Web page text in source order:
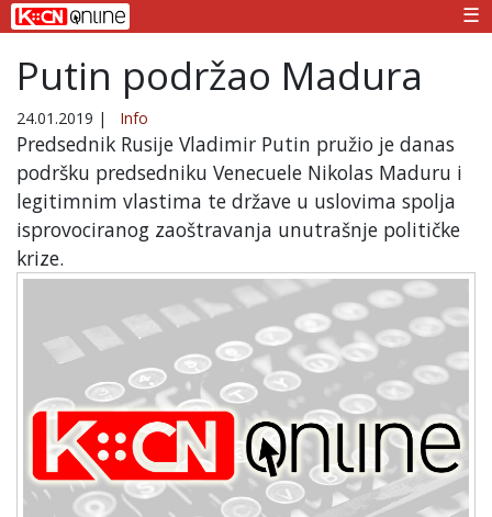
☰
Putin podržao Madura
24.01.2019 | Info
Predsednik Rusije Vladimir Putin pružio je danas
podršku predsedniku Venecuele Nikolas Maduru i
legitimnim vlastima te države u uslovima spolja
isprovociranog zaoštravanja unutrašnje političke
krize.